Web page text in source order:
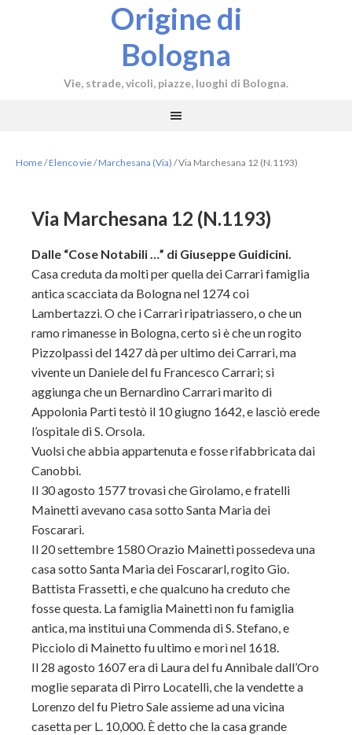
Origine di
Bologna
Vie, strade, vicoli, piazze, luoghi di Bologna.
Home/Elenco vie/Marchesana (Via) /Via Marchesana 12 (N.1193)
Via Marchesana 12 (N.1193)
Dalle “Cose Notabili …” di Giuseppe Guidicini.
Casa creduta da molti per quella dei Carrari famiglia
antica scacciata da Bologna nel 1274 coi
Lambertazzi. O che i Carrari ripatriassero, o che un
ramo rimanesse in Bologna, certo si è che un rogito
Pizzolpassi del 1427 dà perultimo dei Carrari, ma
vivente un Daniele del fu Francesco Carrari; si
aggiunga che un Bernardino Carrari marito di
Appolonia Parti testò il 10 giugno 1642, e lasciò erede
l’ospitale di S. Orsola.
Vuolsi che abbia appartenuta e fosse rifabbricata dai
Canobbi.
Il 30 agosto 1577 trovasi che Girolamo, e fratelli
Mainetti avevano casa sotto Santa Maria dei
Foscarari.
Il 20 settembre 1580 Orazio Mainetti possedeva una
casa sotto Santa Maria dei Foscararl, rogito Gio.
Battista Frassetti, e che qualcuno ha creduto che
fosse questa. La famiglia Mainetti non fu famiglia
antica, ma instituì una Commenda di S. Stefano, e
Picciolo di Mainetto fu ultimo e morì nel 1618.
Il 28 agosto 1607 era di Laura del fu Annibale dall’Oro
moglie separata di Pirro Locatelli, che la vendette a
Lorenzo del fu Pietro Sale assieme ad una vicina
casetta per L. 10,000. È detto che la casa grande